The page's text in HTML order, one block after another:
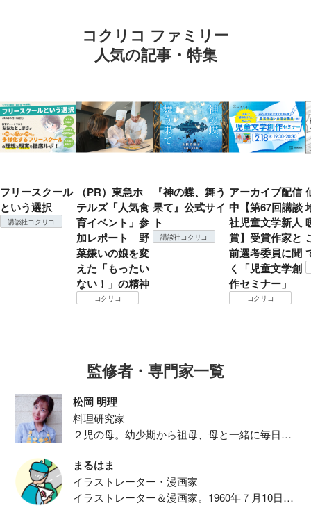
コクリコ ファミリー
人気の記事・特集
フリースクール
という選択
講談社コクリコ
（PR）東急ホ
テルズ「人気食
育イベント」参
加レポート 野
菜嫌いの娘を変
えた「もったい
ない！」の精神
コクリコ
『神の蝶、舞う
果て』公式サイ
ト
講談社コクリコ
アーカイブ配信
中【第67回講談
社児童文学新人
賞】受賞作家と
前選考委員に聞
く「児童文学創
作セミナー」
コクリコ
監修者・専門家一覧
松岡 明理
料理研究家
２児の母。幼少期から祖母、母と一緒に毎日の
まるはま
イラストレーター・漫画家
イラストレーター＆漫画家。1960年７月10日生